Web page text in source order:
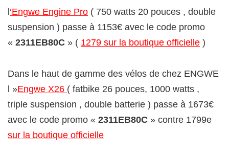
‘Engwe Engine Pro ( 750 watts 20 pouces , double
suspension ) passe à 1153€ avec le code promo
« 2311EB80C » ( 1279 sur la boutique officielle )
Dans le haut de gamme des vélos de chez ENGWE
l »Engwe X26 ( fatbike 26 pouces, 1000 watts ,
triple suspension , double batterie ) passe à 1673€
avec le code promo « 2311EB80C » contre 1799e
sur la boutique officielle